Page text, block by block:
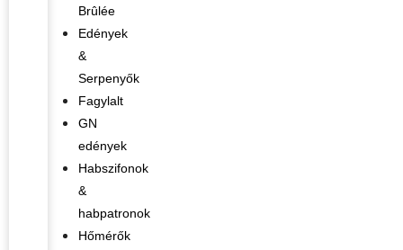
Brûlée
Edények
&
Serpenyők
Fagylalt
GN
edények
Habszifonok
&
habpatronok
Hőmérők